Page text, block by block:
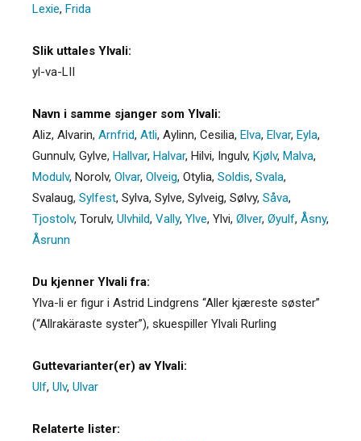
Lexie, Frida
Slik uttales Ylvali:
yl-va-LII
Navn i samme sjanger som Ylvali:
Aliz, Alvarin, Arnfrid, Atli, Aylinn, Cesilia, Elva, Elvar, Eyla,
Gunnulv, Gylve, Hallvar, Halvar, Hilvi, Ingulv, Kjølv, Malva,
Modulv, Norolv, Olvar, Olveig, Otylia, Soldis, Svala,
Svalaug, Sylfest, Sylva, Sylve, Sylveig, Sølvy, Såva,
Tjostolv, Torulv, Ulvhild, Vally, Ylve, Ylvi, Ølver, Øyulf, Åsny,
Åsrunn
Du kjenner Ylvali fra:
Ylva-li er figur i Astrid Lindgrens “Aller kjæreste søster”
(“Allrakäraste syster”), skuespiller Ylvali Rurling
Guttevarianter(er) av Ylvali:
Ulf, Ulv, Ulvar
Relaterte lister: